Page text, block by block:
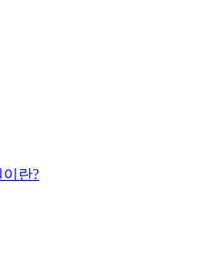
란?